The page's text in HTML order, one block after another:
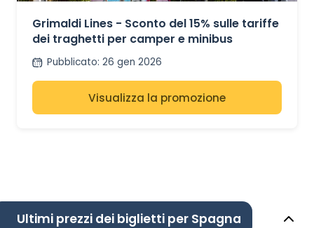
Grimaldi Lines - Sconto del 15% sulle tariffe
dei traghetti per camper e minibus
Pubblicato: 26 gen 2026
Visualizza la promozione
Ultimi prezzi dei biglietti per Spagna